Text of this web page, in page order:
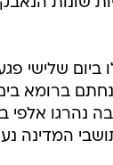
ביום שלישי
ברומא בים
נהרגו אלפי
המדינה